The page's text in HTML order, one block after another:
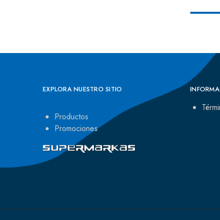
EXPLORA NUESTRO SITIO
Productos
Promociones